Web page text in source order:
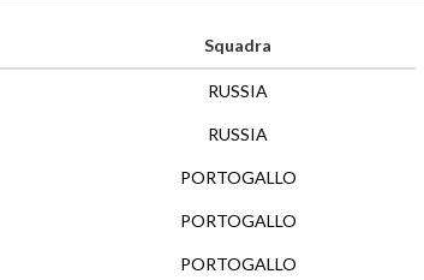
Squadra
RUSSIA
RUSSIA
PORTOGALLO
PORTOGALLO
PORTOGALLO